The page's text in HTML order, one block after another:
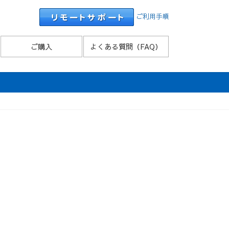
ご利用手順
ご購入 よくある質問（FAQ）